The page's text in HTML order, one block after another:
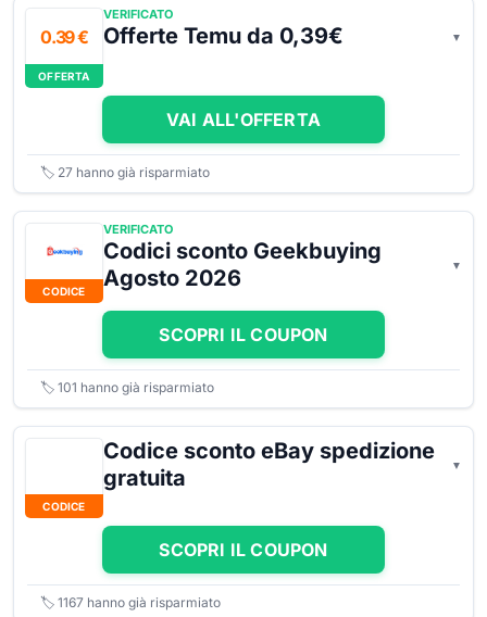
0.39 €
OFFERTA
VERIFICATO
Offerte Temu da 0,39€
VAI ALL'OFFERTA
🏷️ 27 hanno già risparmiato
CODICE
VERIFICATO
Codici sconto Geekbuying
Agosto 2026
SCOPRI IL COUPON
🏷️ 101 hanno già risparmiato
CODICE
Codice sconto eBay spedizione
gratuita
SCOPRI IL COUPON
🏷️ 1167 hanno già risparmiato